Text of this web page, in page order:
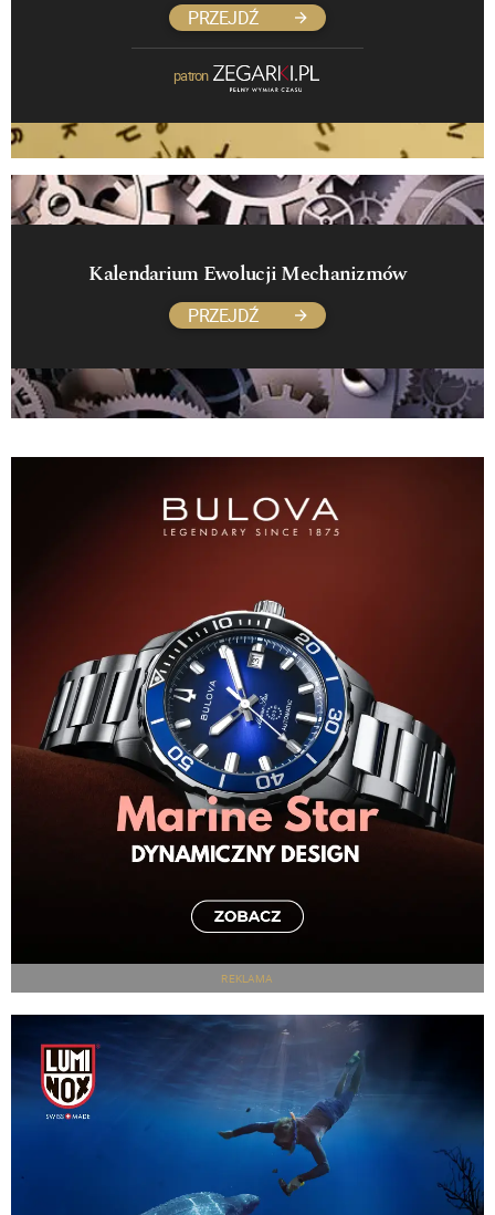
PRZEJDŹ
patron
Kalendarium Ewolucji Mechanizmów
PRZEJDŹ
REKLAMA